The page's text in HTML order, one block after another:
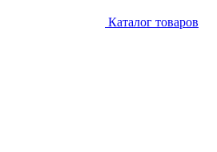
Каталог товаров